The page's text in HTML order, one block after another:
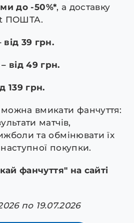
до -50%*, а доставку
ПОШТА.
39 грн.
від 49 грн.
139 грн.
вмикати фанчуття:
матчів,
та обмінювати їх
покупки.
фанчуття" на сайті
по 19.07.2026